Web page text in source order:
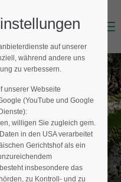
Menu
e.V.
auf unserer
während andere uns
zu verbessern.
unserer Webseite
(YouTube und Google
willigen Sie zugleich gem.
in den USA verarbeitet
Gerichtshof als ein
insbesondere das
zu Kontroll- und zu